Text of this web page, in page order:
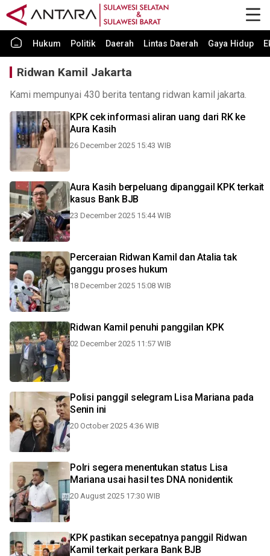
Hukum Politik Daerah Lintas Daerah Gaya Hidup
Ridwan Kamil Jakarta
Kami mempunyai 430 berita tentang ridwan kamil jakarta.
KPK cek informasi aliran uang dari RK ke
Aura Kasih
26 December 2025 15:43 WIB
Aura Kasih berpeluang dipanggail KPK terkait
kasus Bank BJB
23 December 2025 15:44 WIB
Perceraian Ridwan Kamil dan Atalia tak
ganggu proses hukum
18 December 2025 15:08 WIB
Ridwan Kamil penuhi panggilan KPK
02 December 2025 11:57 WIB
Polisi panggil selegram Lisa Mariana pada
Senin ini
20 October 2025 4:36 WIB
Polri segera menentukan status Lisa
Mariana usai hasil tes DNA nonidentik
20 August 2025 17:30 WIB
KPK pastikan secepatnya panggil Ridwan
Kamil terkait perkara Bank BJB